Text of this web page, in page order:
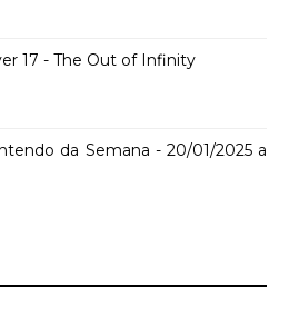
17 - The Out of Infinity
da Semana - 20/01/2025 a